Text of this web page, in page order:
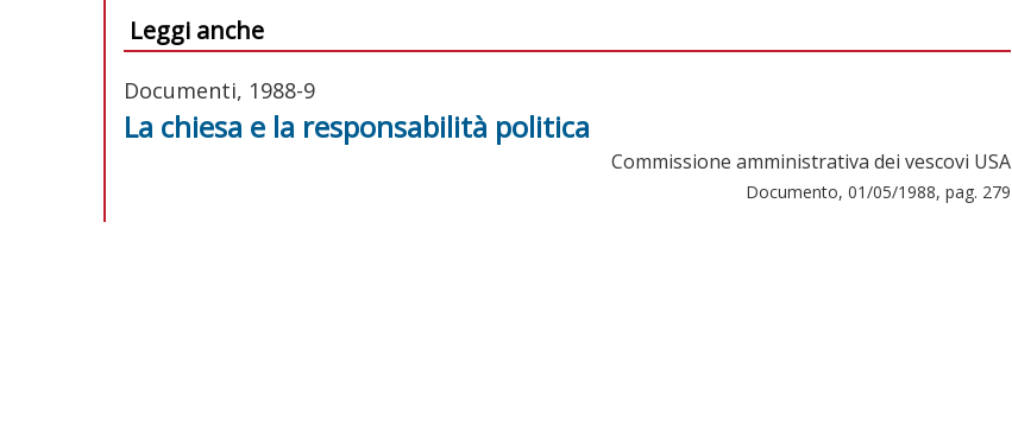
Leggi anche
Documenti, 1988-9
La chiesa e la responsabilità politica
Commissione amministrativa dei vescovi USA
Documento, 01/05/1988, pag. 279